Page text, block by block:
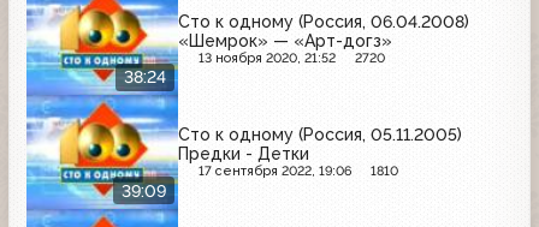
38:24
Сто к одному (Россия, 06.04.2008)
«Шемрок» — «Арт-догз»
13 ноября 2020, 21:52 2720
39:09
Сто к одному (Россия, 05.11.2005)
Предки - Детки
17 сентября 2022, 19:06 1810